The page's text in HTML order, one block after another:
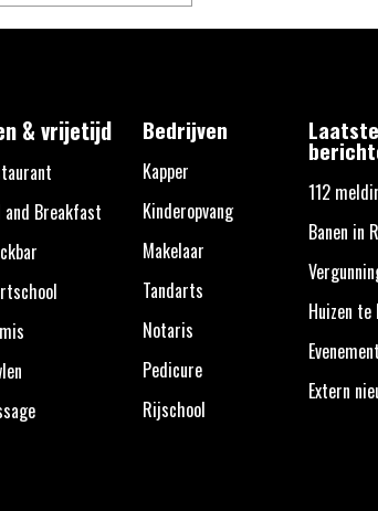
& vrijetijd
and Breakfast
Bedrijven
Kapper
Kinderopvang
Makelaar
Tandarts
Notaris
Pedicure
Rijschool
Laatste
112
Banen in
Huizen te
Extern